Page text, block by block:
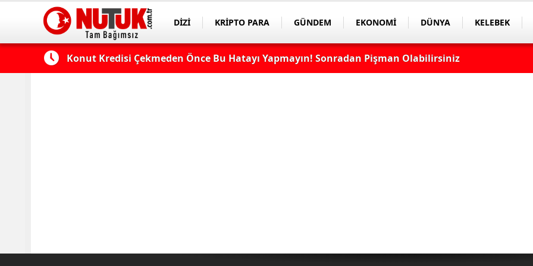
DİZİ KRİPTO PARA GÜNDEM EKONOMİ DÜNYA KELEBEK
Edilmeli? Konut Kredisi Çekmeden Önce Bu Hatayı Yapmayın! Sonradan Pişman Olabilirsiniz